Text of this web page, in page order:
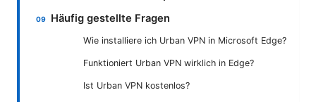
Häufig gestellte Fragen
Wie installiere ich Urban VPN in Microsoft Edge?
Funktioniert Urban VPN wirklich in Edge?
Ist Urban VPN kostenlos?